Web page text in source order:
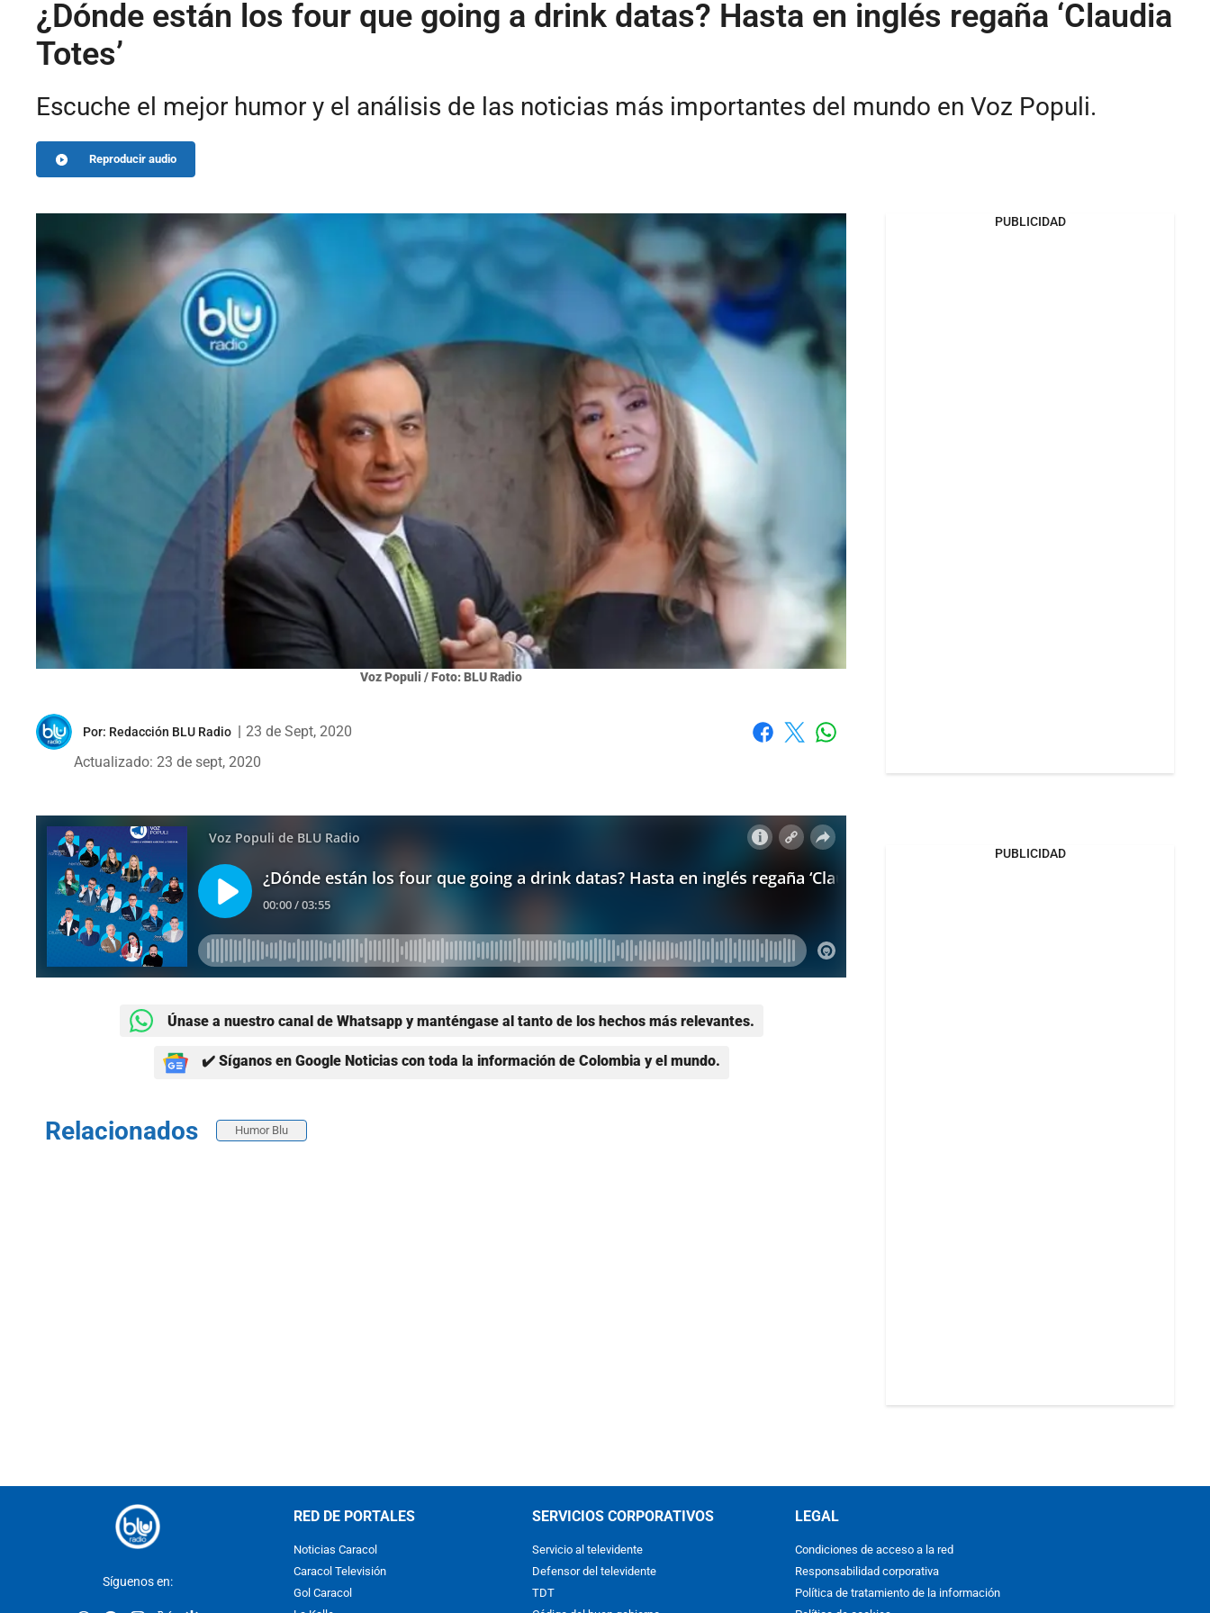
¿Dónde están los four que going a drink datas? Hasta en inglés regaña ‘Claudia
Totes’
Escuche el mejor humor y el análisis de las noticias más importantes del mundo en Voz Populi.
Reproducir audio
Voz Populi / Foto: BLU Radio
Por: Redacción BLU Radio
23 de Sept, 2020
Actualizado: 23 de sept, 2020
Únase a nuestro canal de Whatsapp y manténgase al tanto de los hechos más relevantes.
✔️ Síganos en Google Noticias con toda la información de Colombia y el mundo.
Relacionados Humor Blu
PUBLICIDAD
PUBLICIDAD
Síguenos en:
RED DE PORTALES
Noticias Caracol
Caracol Televisión
Gol Caracol
SERVICIOS CORPORATIVOS
Servicio al televidente
Defensor del televidente
TDT
LEGAL
Condiciones de acceso a la red
Responsabilidad corporativa
Política de tratamiento de la información